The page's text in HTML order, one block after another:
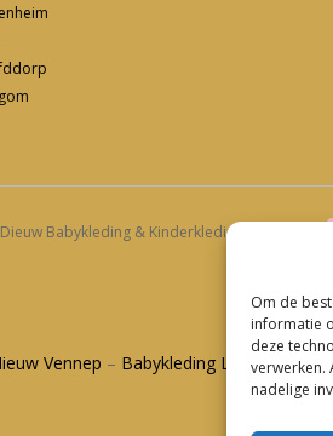
Om de
informatie
deze
verwerken.
nadelige
Babykleding & Kinderkleding
Vennep – Babykleding Lisse–